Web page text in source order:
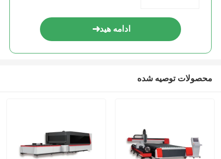
ادامه هید
محصولات توصیه شده